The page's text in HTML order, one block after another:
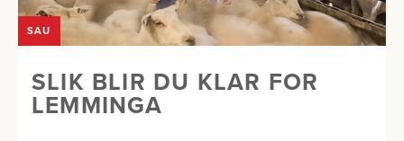
SAU
SLIK BLIR DU KLAR FOR
LEMMINGA